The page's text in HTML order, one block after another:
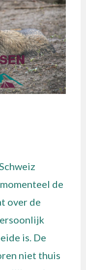
de
over de
is. De
niet thuis